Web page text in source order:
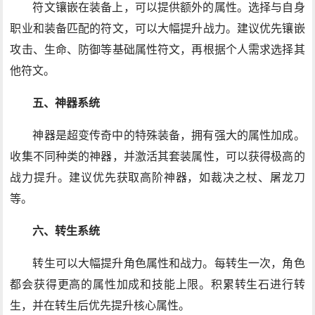
符文镶嵌在装备上，可以提供额外的属性。选择与自身
职业和装备匹配的符文，可以大幅提升战力。建议优先镶嵌
攻击、生命、防御等基础属性符文，再根据个人需求选择其
他符文。
五、神器系统
神器是超变传奇中的特殊装备，拥有强大的属性加成。
收集不同种类的神器，并激活其套装属性，可以获得极高的
战力提升。建议优先获取高阶神器，如裁决之杖、屠龙刀
等。
六、转生系统
转生可以大幅提升角色属性和战力。每转生一次，角色
都会获得更高的属性加成和技能上限。积累转生石进行转
生，并在转生后优先提升核心属性。